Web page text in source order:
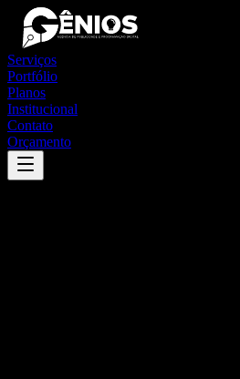
Serviços
Portfólio
Planos
Institucional
Contato
Orçamento